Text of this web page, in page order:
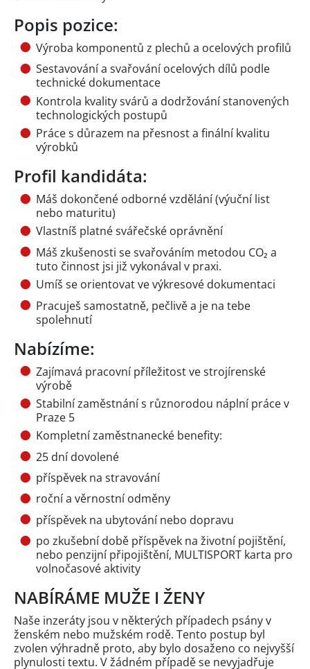
Popis pozice:
Výroba komponentů z plechů a ocelových profilů
Sestavování a svařování ocelových dílů podle
technické dokumentace
Kontrola kvality svárů a dodržování stanovených
technologických postupů
Práce s důrazem na přesnost a finální kvalitu
výrobků
Profil kandidáta:
Máš dokončené odborné vzdělání (výuční list
nebo maturitu)
Vlastníš platné svářečské oprávnění
Máš zkušenosti se svařováním metodou CO₂ a
tuto činnost jsi již vykonával v praxi.
Umíš se orientovat ve výkresové dokumentaci
Pracuješ samostatně, pečlivě a je na tebe
spolehnutí
Nabízíme:
Zajímavá pracovní příležitost ve strojírenské
výrobě
Stabilní zaměstnání s různorodou náplní práce v
Praze 5
Kompletní zaměstnanecké benefity:
25 dní dovolené
příspěvek na stravování
roční a věrnostní odměny
příspěvek na ubytování nebo dopravu
po zkušební době příspěvek na životní pojištění,
nebo penzijní připojištění, MULTISPORT karta pro
volnočasové aktivity
NABÍRÁME MUŽE I ŽENY
Naše inzeráty jsou v některých případech psány v
ženském nebo mužském rodě. Tento postup byl
zvolen výhradně proto, aby bylo dosaženo co nejvyšší
plynulosti textu. V žádném případě se nevyjadřuje